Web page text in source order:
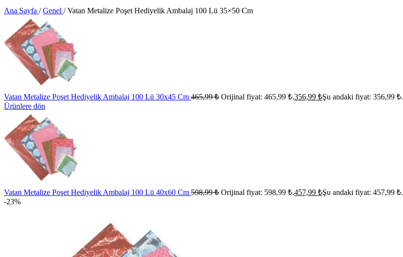
Ana Sayfa / Genel / Vatan Metalize Poşet Hediyelik Ambalaj 100 Lü 35×50 Cm
Vatan Metalize Poşet Hediyelik Ambalaj 100 Lü 30x45 Cm 465,99₺ Orijinal fiyat: 465,99 ₺.356,99 ₺Şu andaki fiyat: 356,99 ₺.
Ürünlere dön
Vatan Metalize Poşet Hediyelik Ambalaj 100 Lü 40x60 Cm 598,99₺ Orijinal fiyat: 598,99 ₺.457,99 ₺Şu andaki fiyat: 457,99 ₺.
-23%